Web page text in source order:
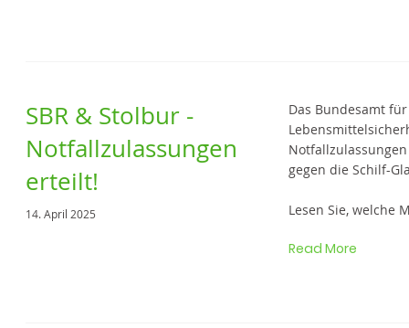
SBR & Stolbur -
Notfallzulassungen
erteilt!
14. April 2025
Das Bundesamt
gegen die Schilf-
Lesen Sie, welche
Read More